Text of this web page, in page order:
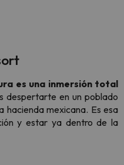
es una inmersión total
despertarte en un poblado
hacienda mexicana. Es esa
y estar ya dentro de la